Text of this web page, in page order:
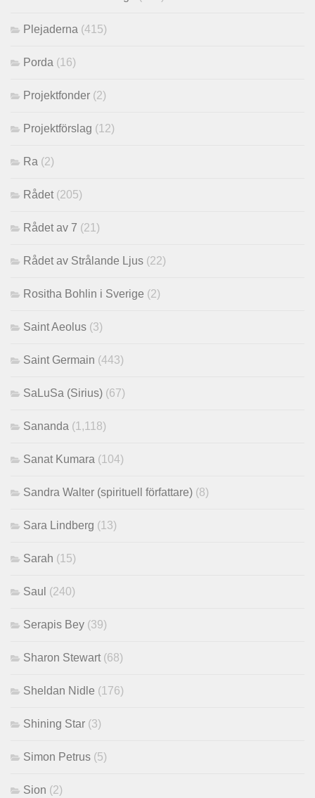
Plejaderna (415)
Porda (16)
Projektfonder (2)
Projektförslag (12)
Ra (2)
Rådet (205)
Rådet av 7 (21)
Rådet av Strålande Ljus (22)
Rositha Bohlin i Sverige (2)
Saint Aeolus (3)
Saint Germain (443)
SaLuSa (Sirius) (67)
Sananda (1,118)
Sanat Kumara (104)
Sandra Walter (spirituell författare) (8)
Sara Lindberg (13)
Sarah (15)
Saul (240)
Serapis Bey (39)
Sharon Stewart (68)
Sheldan Nidle (176)
Shining Star (3)
Simon Petrus (5)
Sion (2)